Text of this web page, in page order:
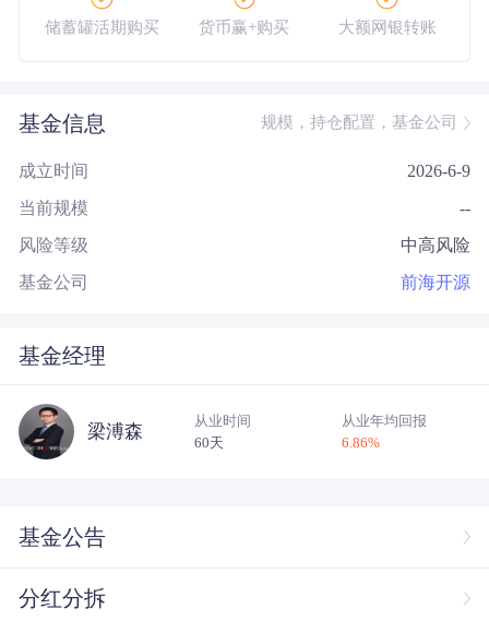
储蓄罐活期购买 货币赢+购买 大额网银转账
基金信息 规模，持仓配置，基金公司
成立时间 2026-6-9
当前规模 --
风险等级 中高风险
基金公司 前海开源
基金经理
梁溥森
从业时间
60天
从业年均回报
6.86%
基金公告
分红分拆